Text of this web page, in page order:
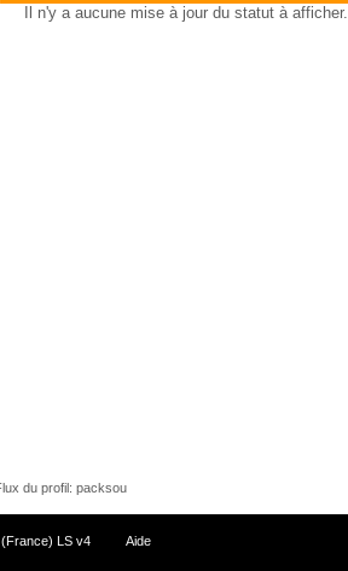
Il n'y a aucune mise à jour du statut à afficher.
du profil: packsou
LS v4 Aide